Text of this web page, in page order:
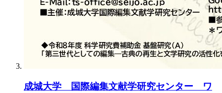
成城大学 国際編集文献学研究センター ワ